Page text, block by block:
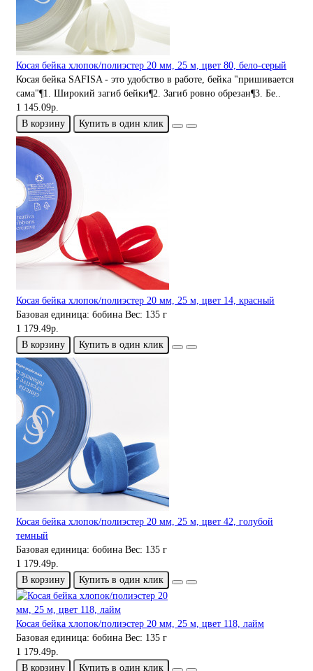
Косая бейка хлопок/полиэстер 20 мм, 25 м, цвет 80, бело-серый
Косая бейка SAFISA - это удобство в работе, бейка "пришивается
сама"¶1. Широкий загиб бейки¶2. Загиб ровно обрезан¶3. Бе..
1 145.09р.
В корзину
Купить в один клик
Косая бейка хлопок/полиэстер 20 мм, 25 м, цвет 14, красный
Базовая единица: бобина Вес: 135 г
1 179.49р.
В корзину
Купить в один клик
Косая бейка хлопок/полиэстер 20 мм, 25 м, цвет 42, голубой
темный
Базовая единица: бобина Вес: 135 г
1 179.49р.
В корзину
Купить в один клик
Косая бейка хлопок/полиэстер 20 мм, 25 м, цвет 118, лайм
Базовая единица: бобина Вес: 135 г
1 179.49р.
В корзину
Купить в один клик